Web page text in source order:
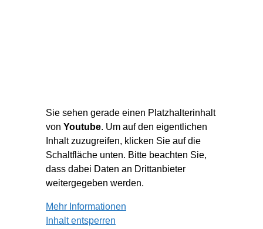
Sie sehen gerade einen Platzhalterinhalt
von Youtube. Um auf den eigentlichen
Inhalt zuzugreifen, klicken Sie auf die
Schaltfläche unten. Bitte beachten Sie,
dass dabei Daten an Drittanbieter
weitergegeben werden.
Mehr Informationen
Inhalt entsperren